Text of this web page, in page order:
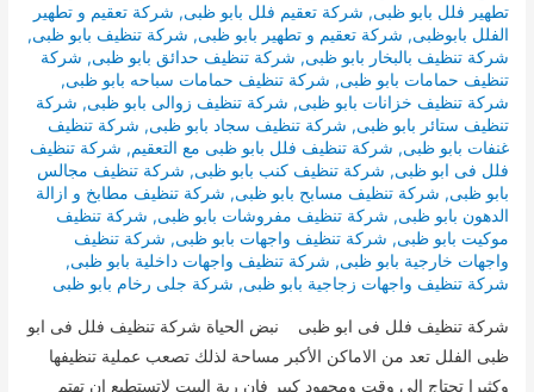
تطهير فلل بابو ظبى, شركة تعقيم فلل بابو ظبى, شركة تعقيم و تطهير
الفلل بابوظبى, شركة تعقيم و تطهير بابو ظبى, شركة تنظيف بابو ظبى,
شركة تنظيف بالبخار بابو ظبى, شركة تنظيف حدائق بابو ظبى, شركة
تنظيف حمامات بابو ظبى, شركة تنظيف حمامات سباحه بابو ظبى,
شركة تنظيف خزانات بابو ظبى, شركة تنظيف زوالى بابو ظبى, شركة
تنظيف ستائر بابو ظبى, شركة تنظيف سجاد بابو ظبى, شركة تنظيف
غنفات بابو ظبى, شركة تنظيف فلل بابو ظبى مع التعقيم, شركة تنظيف
فلل فى ابو ظبى, شركة تنظيف كنب بابو ظبى, شركة تنظيف مجالس
بابو ظبى, شركة تنظيف مسابح بابو ظبى, شركة تنظيف مطابخ و ازالة
الدهون بابو ظبى, شركة تنظيف مفروشات بابو ظبى, شركة تنظيف
موكيت بابو ظبى, شركة تنظيف واجهات بابو ظبى, شركة تنظيف
واجهات خارجية بابو ظبى, شركة تنظيف واجهات داخلية بابو ظبى,
شركة تنظيف واجهات زجاجية بابو ظبى, شركة جلى رخام بابو ظبى
شركة تنظيف فلل فى ابو ظبى نبض الحياة شركة تنظيف فلل فى ابو
ظبى الفلل تعد من الاماكن الأكبر مساحة لذلك تصعب عملية تنظيفها
وكثيرا تحتاج الى وقت ومجهود كبير فان ربة البيت لاتستطيع ان تهتم